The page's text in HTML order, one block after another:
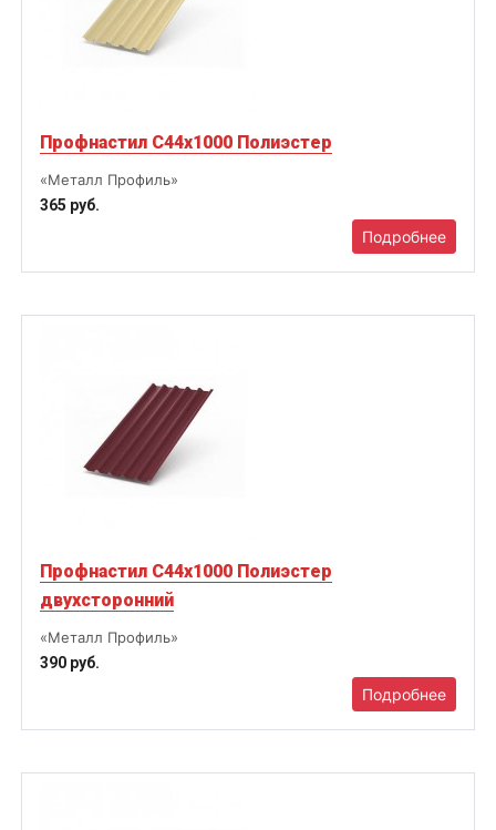
Профнастил С44х1000 Полиэстер
«Металл Профиль»
365 руб.
Подробнее
Профнастил С44х1000 Полиэстер
двухсторонний
«Металл Профиль»
390 руб.
Подробнее